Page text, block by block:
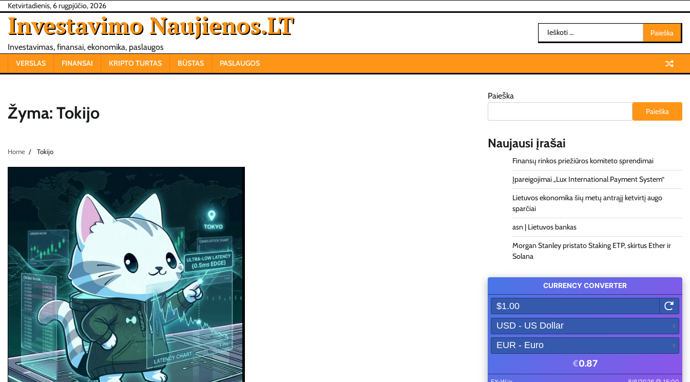
Skip
content
Ketvirtadienis, 6 rugpjūčio, 2026
Investavimo Naujienos.LT
Investavimas, finansai, ekonomika, paslaugos
Ieškoti:
VERSLAS FINANSAI KRIPTO TURTAS BŪSTAS PASLAUGOS
Žyma: Tokijo
Home Tokijo
Paieška
Paieška
Naujausi įrašai
Finansų rinkos priežiūros komiteto sprendimai
Įpareigojimai „Lux International Payment System“
Lietuvos ekonomika šių metų antrąjį ketvirtį augo
sparčiai
asn | Lietuvos bankas
Morgan Stanley pristato Staking ETP, skirtus Ether ir
Solana